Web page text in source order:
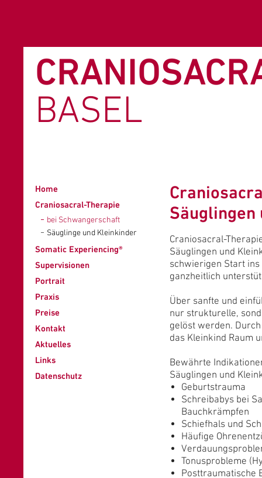
BASEL
Home
Craniosacral-Therapie
bei Schwangerschaft
Säuglinge und Kleinkinder
Somatic Experiencing®
Supervisionen
Portrait
Praxis
Preise
Kontakt
Aktuelles
Links
Datenschutz
Craniosacral-
Säuglingen und
schwierigen Start
ganzheitlich
Über sanfte und
nur strukturelle,
gelöst werden.
das Kleinkind Raum
Bewährte
Säuglingen und
Geburtstrauma
Schreibabys bei
Bauchkrämpfen
Schiefhals und
Häufige
Tonusprobleme
Posttraumatische